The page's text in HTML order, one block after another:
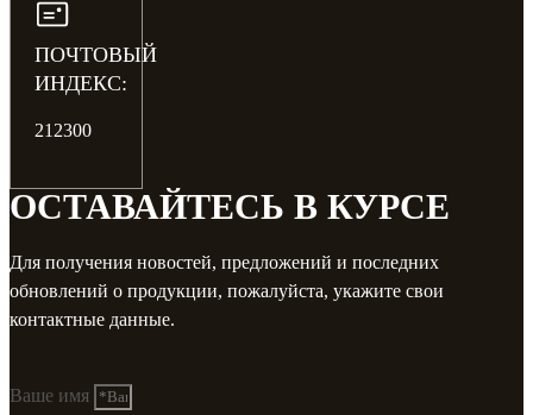
ПОЧТОВЫЙ
ИНДЕКС:
212300
ОСТАВАЙТЕСЬ В КУРСЕ
Для получения новостей, предложений и последних
обновлений о продукции, пожалуйста, укажите свои
контактные данные.
Ваше имя